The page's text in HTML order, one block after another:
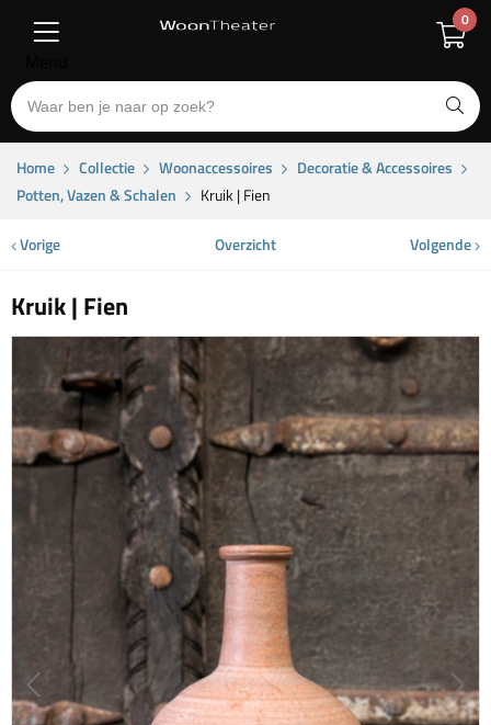
0
Home Collectie Woonaccessoires
Decoratie & Accessoires
Potten, Vazen & Schalen
Kruik | Fien
Vorige Overzicht Volgende
Kruik | Fien